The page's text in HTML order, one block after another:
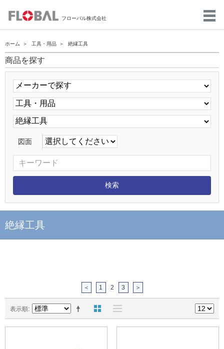
フローバル株式会社
ホーム 工具・用品 絶縁工具
商品を探す
図面
絶縁工具
＜ 1 2 3 ＞
表示順